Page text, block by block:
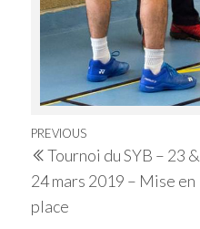
Navigation
de
l’article
Previous
Post
PREVIOUS
Tournoi du SYB – 23 &
24 mars 2019 – Mise en
place